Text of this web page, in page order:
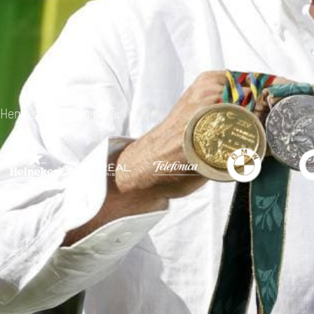
Hemos trabajado para: